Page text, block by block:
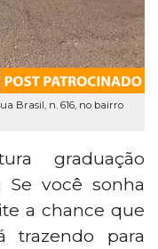
Brasil, n. 616, no bairro
graduação
Se você sonha
a chance que
trazendo para